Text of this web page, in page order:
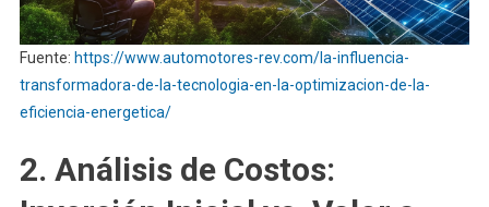
Fuente: https://www.automotores-rev.com/la-influencia-
transformadora-de-la-tecnologia-en-la-optimizacion-de-la-
eficiencia-energetica/
2. Análisis de Costos: